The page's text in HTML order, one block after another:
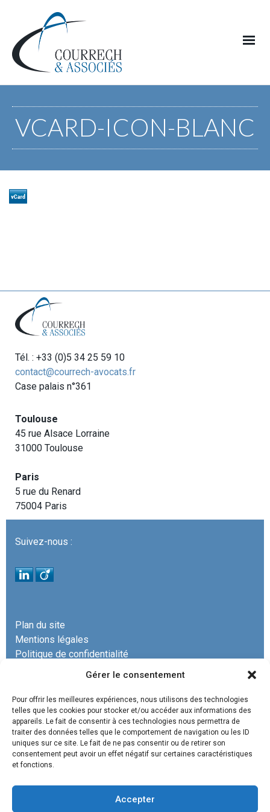
Gérer le consentement
Pour offrir les meilleures expériences, nous utilisons des technologies
telles que les cookies pour stocker et/ou accéder aux informations des
appareils. Le fait de consentir à ces technologies nous permettra de
traiter des données telles que le comportement de navigation ou les ID
uniques sur ce site. Le fait de ne pas consentir ou de retirer son
consentement peut avoir un effet négatif sur certaines caractéristiques
et fonctions.
Accepter
VCARD-ICON-BLANC
Tél. : +33 (0)5 34 25 59 10
contact@courrech-avocats.fr
Case palais n°361
Toulouse
45 rue Alsace Lorraine
31000 Toulouse
Paris
5 rue du Renard
75004 Paris
Suivez-nous :
Plan du site
Mentions légales
Politique de confidentialité
La SCP COURRECH & ASSOCIÉS est un cabinet
d’avocats spécialisé endroit administratif, droit de
l’urbanisme commercial, droit de l’environnement, droit